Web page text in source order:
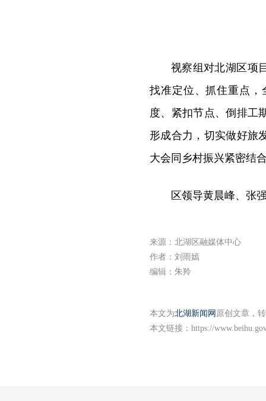
视察组对北湖区项
找准定位、抓住重点
度、紧扣节点、倒排工
形成合力，切实做好旅
大会同乡村振兴紧密结
区领导黄晨峰、张强
来源：北湖区融媒体中心
作者：刘雨嫣
编辑：朱羚
本文为北湖新闻网 原创文章，
本文链接： https://